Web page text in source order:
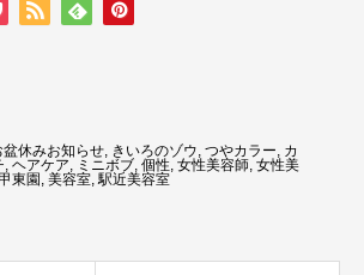
盆休みお知らせ, きいろのゾウ, つやカラー, カ
, ヘアケア, ミニボブ, 個性, 女性美容師, 女性美
東園 , 美容室,駅近美容室